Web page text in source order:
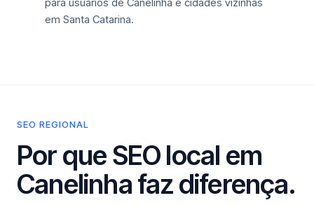
em Santa Catarina.
SEO REGIONAL
Por que SEO local em
Canelinha faz diferença.